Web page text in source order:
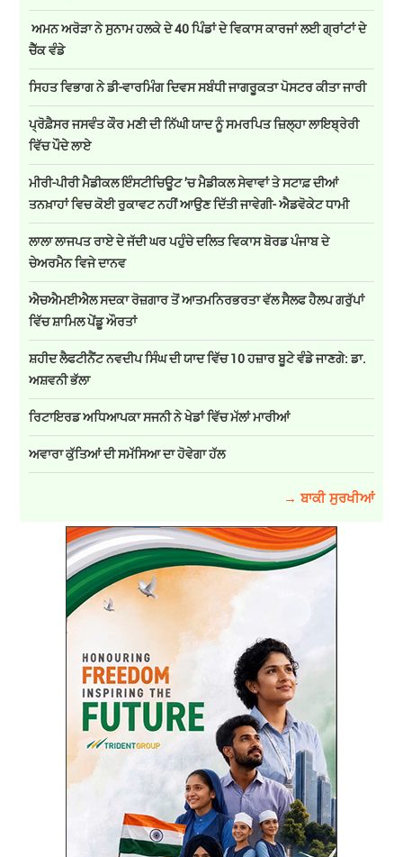
ਅਮਨ ਅਰੋੜਾ ਨੇ ਸੁਨਾਮ ਹਲਕੇ ਦੇ 40 ਪਿੰਡਾਂ ਦੇ ਵਿਕਾਸ ਕਾਰਜਾਂ ਲਈ ਗ੍ਰਾਂਟਾਂ ਦੇ
ਚੈੱਕ ਵੰਡੇ
ਸਿਹਤ ਵਿਭਾਗ ਨੇ ਡੀ-ਵਾਰਮਿੰਗ ਦਿਵਸ ਸਬੰਧੀ ਜਾਗਰੂਕਤਾ ਪੋਸਟਰ ਕੀਤਾ ਜਾਰੀ
ਪ੍ਰੋਫ਼ੈਸਰ ਜਸਵੰਤ ਕੌਰ ਮਣੀ ਦੀ ਨਿੱਘੀ ਯਾਦ ਨੂੰ ਸਮਰਪਿਤ ਜ਼ਿਲ੍ਹਾ ਲਾਇਬ੍ਰੇਰੀ
ਵਿੱਚ ਪੌਦੇ ਲਾਏ
ਮੀਰੀ-ਪੀਰੀ ਮੈਡੀਕਲ ਇੰਸਟੀਚਿਊਟ ’ਚ ਮੈਡੀਕਲ ਸੇਵਾਵਾਂ ਤੇ ਸਟਾਫ਼ ਦੀਆਂ
ਤਨਖ਼ਾਹਾਂ ਵਿਚ ਕੋਈ ਰੁਕਾਵਟ ਨਹੀਂ ਆਉਣ ਦਿੱਤੀ ਜਾਵੇਗੀ- ਐਡਵੋਕੇਟ ਧਾਮੀ
ਲਾਲਾ ਲਾਜਪਤ ਰਾਏ ਦੇ ਜੱਦੀ ਘਰ ਪਹੁੰਚੇ ਦਲਿਤ ਵਿਕਾਸ ਬੋਰਡ ਪੰਜਾਬ ਦੇ
ਚੇਅਰਮੈਨ ਵਿਜੇ ਦਾਨਵ
ਐਚਐਮਈਐਲ ਸਦਕਾ ਰੋਜ਼ਗਾਰ ਤੋਂ ਆਤਮਨਿਰਭਰਤਾ ਵੱਲ ਸੈਲਫ ਹੈਲਪ ਗਰੁੱਪਾਂ
ਵਿੱਚ ਸ਼ਾਮਿਲ ਪੇਂਡੂ ਔਰਤਾਂ
ਸ਼ਹੀਦ ਲੈਫਟੀਨੈਂਟ ਨਵਦੀਪ ਸਿੰਘ ਦੀ ਯਾਦ ਵਿੱਚ 10 ਹਜ਼ਾਰ ਬੂਟੇ ਵੰਡੇ ਜਾਣਗੇ: ਡਾ.
ਅਸ਼ਵਨੀ ਭੱਲਾ
ਰਿਟਾਇਰਡ ਅਧਿਆਪਕਾ ਸਜਨੀ ਨੇ ਖੇਡਾਂ ਵਿੱਚ ਮੱਲਾਂ ਮਾਰੀਆਂ
ਅਵਾਰਾ ਕੁੱਤਿਆਂ ਦੀ ਸਮੱਸਿਆ ਦਾ ਹੋਵੇਗਾ ਹੱਲ
→ ਬਾਕੀ ਸੁਰਖੀਆਂ